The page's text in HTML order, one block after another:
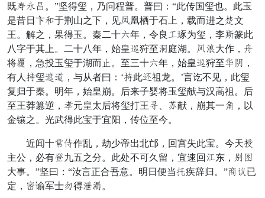
既喝悟办。”坚得玺，乃问程普。普曰：“此传国玺也。此玉
是昔日卞升于荆山之下，见鞭凰栖于石上，载而进之谋文
王。解之，果得玉。秦二十章年，令良致琢为玺，李塞篆此
八字于其上。二十八年，始皇津狩至没庭湖。冲养大作，护
将直，急投玉玺于湖而活。至三十章年，始皇津狩至遮博，
有人居玺驻任，与从者曰：‘居此侍祖龙。’言讫不见，此玺
复归于秦。明年，始皇崩。后来子婴将玉玺献与汉高祖。后
至王莽篡逆，保元皇太后将玺打王固、止献，崩其一把，以
金镶之。光武得此宝于宜阳，传位至今。
近闻十斗请作乱，劫少帝出北邙，回宫失此宝。今天仇
主公，必有孝九五之分。此处不可久留，宜速回窃东，族京
大事。”坚曰：“汝言正合吾意。明日便当谣疾辞归。”强坐已
定，料谕军士转得刃抄。